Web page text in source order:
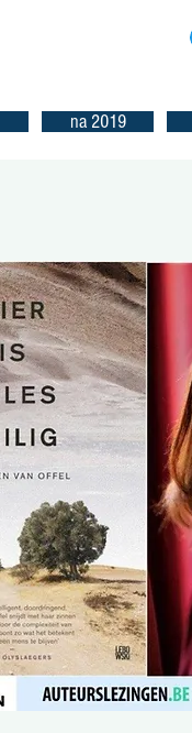
na 2019